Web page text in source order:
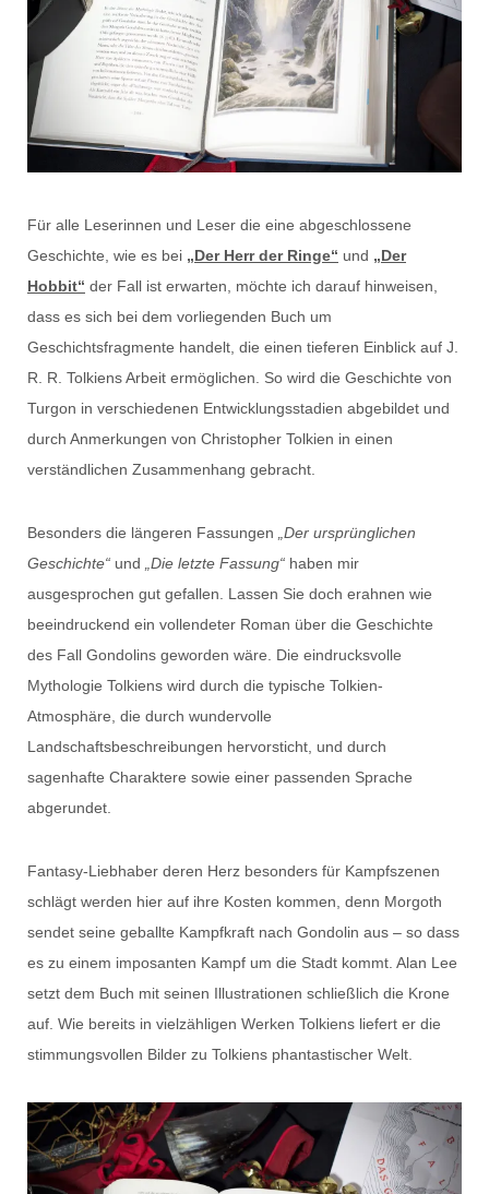
Für alle Leserinnen und Leser die eine abgeschlossene
Geschichte, wie es bei „Der Herr der Ringe“ und „Der
Hobbit“ der Fall ist erwarten, möchte ich darauf hinweisen,
dass es sich bei dem vorliegenden Buch um
Geschichtsfragmente handelt, die einen tieferen Einblick auf J.
R. R. Tolkiens Arbeit ermöglichen. So wird die Geschichte von
Turgon in verschiedenen Entwicklungsstadien abgebildet und
durch Anmerkungen von Christopher Tolkien in einen
verständlichen Zusammenhang gebracht.
Besonders die längeren Fassungen
„Der ursprünglichen
Geschichte“ und „Die letzte Fassung“ haben mir
ausgesprochen gut gefallen. Lassen Sie doch erahnen wie
beeindruckend ein vollendeter Roman über die Geschichte
des Fall Gondolins geworden wäre. Die eindrucksvolle
Mythologie Tolkiens wird durch die typische Tolkien-
Atmosphäre, die durch wundervolle
Landschaftsbeschreibungen hervorsticht, und durch
sagenhafte Charaktere sowie einer passenden Sprache
abgerundet.
Fantasy-Liebhaber deren Herz besonders für Kampfszenen
schlägt werden hier auf ihre Kosten kommen, denn Morgoth
sendet seine geballte Kampfkraft nach Gondolin aus – so dass
es zu einem imposanten Kampf um die Stadt kommt. Alan Lee
setzt dem Buch mit seinen Illustrationen schließlich die Krone
auf. Wie bereits in vielzähligen Werken Tolkiens liefert er die
stimmungsvollen Bilder zu Tolkiens phantastischer Welt.